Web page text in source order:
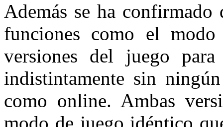
Además se ha
funciones como el
versiones del juego
indistintamente sin
como online. Ambas